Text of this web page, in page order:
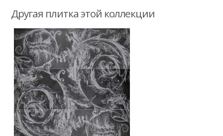
Другая плитка этой коллекции